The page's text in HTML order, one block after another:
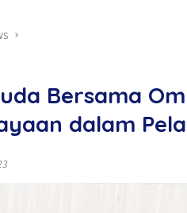
Bersama
dalam